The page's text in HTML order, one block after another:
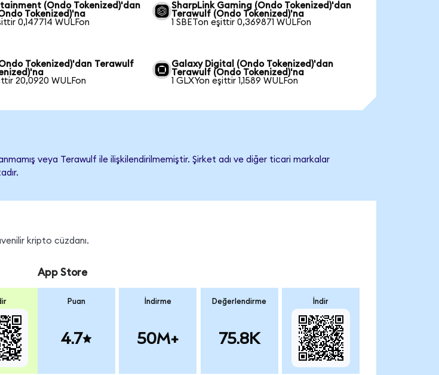
(Ondo Tokenized)'dan
Tokenized)'na
0,147714 WULFon
SharpLink Gaming (Ondo Tokenized)'dan
Terawulf (Ondo Tokenized)'na
1 SBETon eşittir 0,369871 WULFon
Tokenized)'dan Terawulf
20,0920 WULFon
Galaxy Digital (Ondo Tokenized)'dan
Terawulf (Ondo Tokenized)'na
1 GLXYon eşittir 1,1589 WULFon
veya Terawulf ile ilişkilendirilmemiştir. Şirket adı ve diğer ticari markalar
kripto cüzdanı.
App Store
Puan
4.7
İndirme
50M+
Değerlendirme
75.8K
İndir